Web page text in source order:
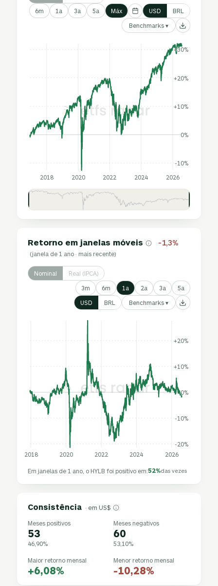
6m 1a 3a 5a Máx USD BRL
Benchmarks ▾
-10%
0%
+10%
+20%
+30%
2018 2020 2022 2024 2026
Retorno em janelas móveis -1,3%
(janela de 1 ano · mais recente)
Nominal Real (IPCA)
3m 6m 1a 2a 3a 5a
USD BRL Benchmarks ▾
-20%
-10%
0%
+10%
+20%
2018 2020 2022 2024 2026
Em janelas de 1 ano, o HYLB foi positivo em:52%das vezes
Consistência · em US$
Meses positivos
53
46,90%
Meses negativos
60
53,10%
Maior retorno mensal
+6,08%
Menor retorno mensal
-10,28%